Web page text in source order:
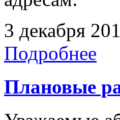
3 декабря
Подробнее
Плановые